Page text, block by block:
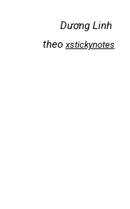
Dương Linh
theo xstickynotes